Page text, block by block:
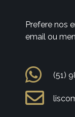
Prefere nos
email ou
(51)